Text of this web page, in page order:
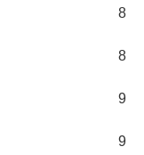
8
8
9
9